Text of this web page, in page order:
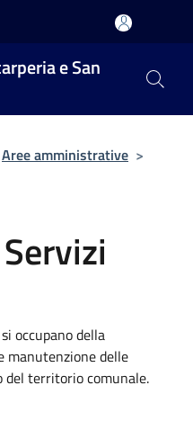
e San
Aree amministrative >
occupano della
manutenzione delle
del territorio comunale.